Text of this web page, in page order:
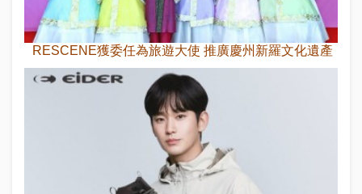
RESCENE獲委任為旅遊大使 推廣慶州新羅文化遺產